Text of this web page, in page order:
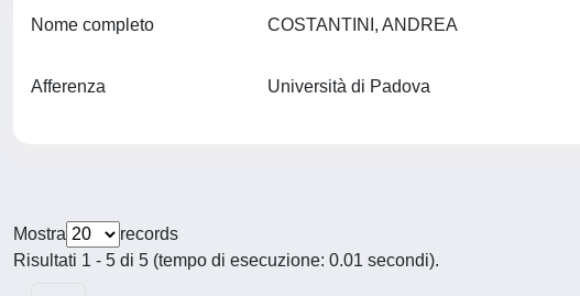
Nome completo COSTANTINI, ANDREA
Afferenza Università di Padova
Mostra
records
Risultati 1 - 5 di 5 (tempo di esecuzione: 0.01 secondi).